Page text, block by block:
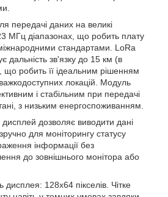
передачі даних на великі
МГц діапазонах, що робить плату
стандартами. LoRa
дальність зв'язку до 15 км (в
що робить її ідеальним рішенням
локацій. Модуль
і стабільним при передачі
з низьким енергоспоживанням.
дозволяє виводити дані
для моніторингу статусу
інформації без
до зовнішнього монітора або
дисплея: 128x64 пікселів. Чітке